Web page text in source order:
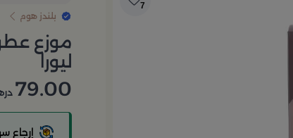
7
بلندز هوم
ليورا
79.00
إرجاع